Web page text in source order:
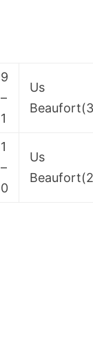
9
–
1
Us
1
–
0
Us